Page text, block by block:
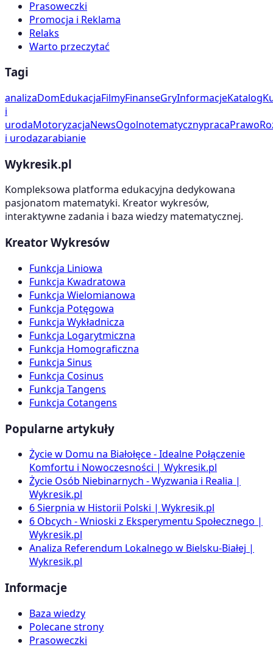
Prasoweczki
Promocja i Reklama
Relaks
Warto przeczytać
Tagi
analizaDomEdukacjaFilmyFinanseGryInformacjeKatalog
i
urodaMotoryzacjaNewsOgolnotematycznypracaPrawo
i urodazarabianie
Wykresik.pl
Kompleksowa platforma edukacyjna dedykowana
pasjonatom matematyki. Kreator wykresów,
interaktywne zadania i baza wiedzy matematycznej.
Kreator Wykresów
Funkcja Liniowa
Funkcja Kwadratowa
Funkcja Wielomianowa
Funkcja Potęgowa
Funkcja Wykładnicza
Funkcja Logarytmiczna
Funkcja Homograficzna
Funkcja Sinus
Funkcja Cosinus
Funkcja Tangens
Funkcja Cotangens
Popularne artykuły
Życie w Domu na Białołęce - Idealne Połączenie
Komfortu i Nowoczesności | Wykresik.pl
Życie Osób Niebinarnych - Wyzwania i Realia |
Wykresik.pl
6 Sierpnia w Historii Polski | Wykresik.pl
6 Obcych - Wnioski z Eksperymentu Społecznego |
Wykresik.pl
Analiza Referendum Lokalnego w Bielsku-Białej |
Wykresik.pl
Informacje
Baza wiedzy
Polecane strony
Prasoweczki